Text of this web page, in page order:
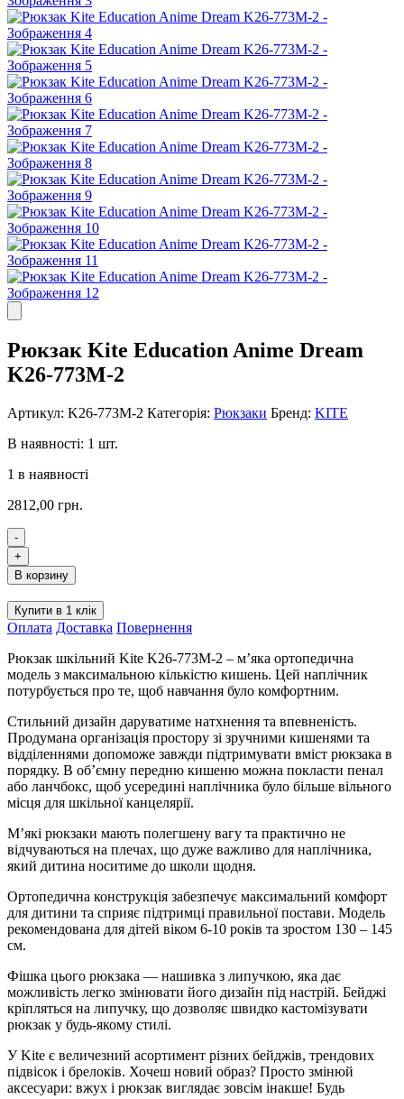
Рюкзак Kite Education Anime Dream
K26-773M-2
Артикул: K26-773M-2 Категорія: Рюкзаки Бренд: KITE
В наявності: 1 шт.
1 в наявності
2812,00 грн.
-
Рюкзак
Kite
Education
Anime
Dream
K26-
773M-
2
кількість
+
В корзину
Купити в 1 клік
Оплата Доставка Повернення
Рюкзак шкільний Kite K26-773M-2 – м’яка ортопедична
модель з максимальною кількістю кишень. Цей наплічник
потурбується про те, щоб навчання було комфортним.
Стильний дизайн даруватиме натхнення та впевненість.
Продумана організація простору зі зручними кишенями та
відділеннями допоможе завжди підтримувати вміст рюкзака в
порядку. В об’ємну передню кишеню можна покласти пенал
або ланчбокс, щоб усередині наплічника було більше вільного
місця для шкільної канцелярії.
М’які рюкзаки мають полегшену вагу та практично не
відчуваються на плечах, що дуже важливо для наплічника,
який дитина носитиме до школи щодня.
Ортопедична конструкція забезпечує максимальний комфорт
для дитини та сприяє підтримці правильної постави. Модель
рекомендована для дітей віком 6-10 років та зростом 130 – 145
см.
Фішка цього рюкзака — нашивка з липучкою, яка дає
можливість легко змінювати його дизайн під настрій. Бейджі
кріпляться на липучку, що дозволяє швидко кастомізувати
рюкзак у будь-якому стилі.
У Kite є величезний асортимент різних бейджів, трендових
підвісок і брелоків. Хочеш новий образ? Просто змінюй
аксесуари: вжух і рюкзак виглядає зовсім інакше! Будь